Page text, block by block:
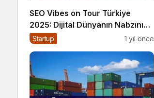
SEO Vibes on Tour Türkiye
2025: Dijital Dünyanın Nabzını
Tutan Etkinlik
Startup 1 yıl önce